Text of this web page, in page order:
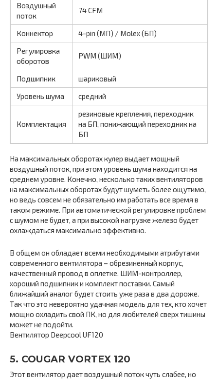
Воздушный
поток
74 CFM
Коннектор
4-pin (МП) / Molex (БП)
Регулировка
оборотов
PWM (ШИМ)
Подшипник
шариковый
Уровень шума
средний
Комплектация
резиновые крепления, переходник
на БП, понижающий переходник на
БП
На максимальных оборотах кулер выдает мощный
воздушный поток, при этом уровень шума находится на
среднем уровне. Конечно, несколько таких вентиляторов
на максимальных оборотах будут шуметь более ощутимо,
но ведь совсем не обязательно им работать все время в
таком режиме. При автоматической регулировке проблем
с шумом не будет, а при высокой нагрузке железо будет
охлаждаться максимально эффективно.
В общем он обладает всеми необходимыми атрибутами
современного вентилятора – обрезиненный корпус,
качественный провод в оплетке, ШИМ-контроллер,
хороший подшипник и комплект поставки. Самый
ближайший аналог будет стоить уже раза в два дороже.
Так что это невероятно удачная модель для тех, кто хочет
мощно охладить свой ПК, но для любителей сверх тишины
может не подойти.
Вентилятор Deepcool UF120
5. COUGAR VORTEX 120
Этот вентилятор дает воздушный поток чуть слабее, но